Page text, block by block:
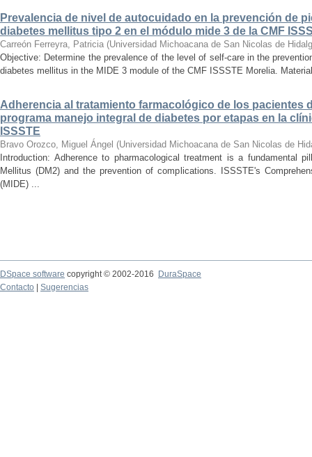
Prevalencia de nivel de autocuidado en la prevención de
diabetes mellitus tipo 2 en el módulo mide 3 de la CMF
Carreón Ferreyra, Patricia (Universidad Michoacana de San Nicolas de
Objective: Determine the prevalence of the level of self-care in the
diabetes mellitus in the MIDE 3 module of the CMF ISSSTE Morelia.
Adherencia al tratamiento farmacológico de los pacientes
programa manejo integral de diabetes por etapas en la
ISSSTE
Bravo Orozco, Miguel Ángel (Universidad Michoacana de San Nicolas de
Introduction: Adherence to pharmacological treatment is a fundamental
Mellitus (DM2) and the prevention of complications. ISSSTE's
(MIDE) ...
DSpace software copyright © 2002-2016
DuraSpace
Contacto
Sugerencias